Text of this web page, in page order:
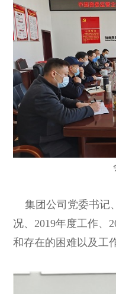
集团公司党委书记
况、2019年度工作、
和存在的困难以及工